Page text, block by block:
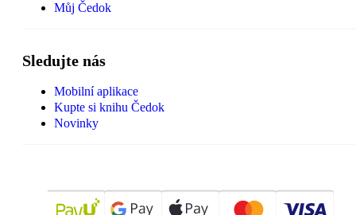
Můj Čedok
Sledujte nás
Mobilní aplikace
Kupte si knihu Čedok
Novinky